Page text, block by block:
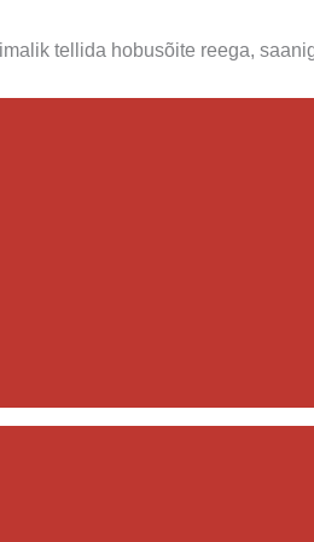
tellida hobusõite reega,